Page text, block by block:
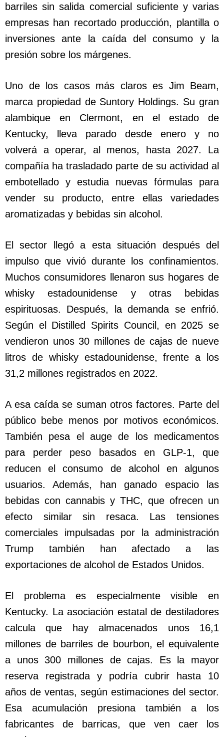
barriles sin salida comercial suficiente y varias
empresas han recortado producción, plantilla o
inversiones ante la caída del consumo y la
presión sobre los márgenes.
Uno de los casos más claros es Jim Beam,
marca propiedad de Suntory Holdings. Su gran
alambique en Clermont, en el estado de
Kentucky, lleva parado desde enero y no
volverá a operar, al menos, hasta 2027. La
compañía ha trasladado parte de su actividad al
embotellado y estudia nuevas fórmulas para
vender su producto, entre ellas variedades
aromatizadas y bebidas sin alcohol.
El sector llegó a esta situación después del
impulso que vivió durante los confinamientos.
Muchos consumidores llenaron sus hogares de
whisky estadounidense y otras bebidas
espirituosas. Después, la demanda se enfrió.
Según el Distilled Spirits Council, en 2025 se
vendieron unos 30 millones de cajas de nueve
litros de whisky estadounidense, frente a los
31,2 millones registrados en 2022.
A esa caída se suman otros factores. Parte del
público bebe menos por motivos económicos.
También pesa el auge de los medicamentos
para perder peso basados en GLP-1, que
reducen el consumo de alcohol en algunos
usuarios. Además, han ganado espacio las
bebidas con cannabis y THC, que ofrecen un
efecto similar sin resaca. Las tensiones
comerciales impulsadas por la administración
Trump también han afectado a las
exportaciones de alcohol de Estados Unidos.
El problema es especialmente visible en
Kentucky. La asociación estatal de destiladores
calcula que hay almacenados unos 16,1
millones de barriles de bourbon, el equivalente
a unos 300 millones de cajas. Es la mayor
reserva registrada y podría cubrir hasta 10
años de ventas, según estimaciones del sector.
Esa acumulación presiona también a los
fabricantes de barricas, que ven caer los